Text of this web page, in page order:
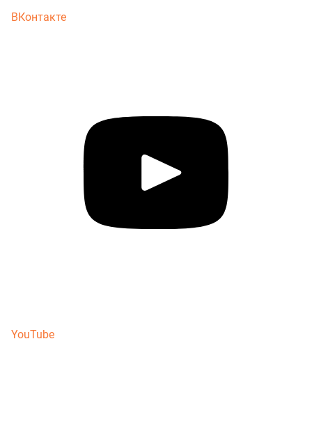
ВКонтакте
YouTube